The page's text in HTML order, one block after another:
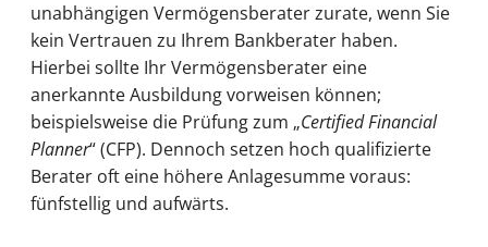
unabhängigen Vermögensberater zurate, wenn Sie
kein Vertrauen zu Ihrem Bankberater haben.
Hierbei sollte Ihr Vermögensberater eine
anerkannte Ausbildung vorweisen können;
beispielsweise die Prüfung zum „Certified Financial
Planner“ (CFP). Dennoch setzen hoch qualifizierte
Berater oft eine höhere Anlagesumme voraus:
fünfstellig und aufwärts.